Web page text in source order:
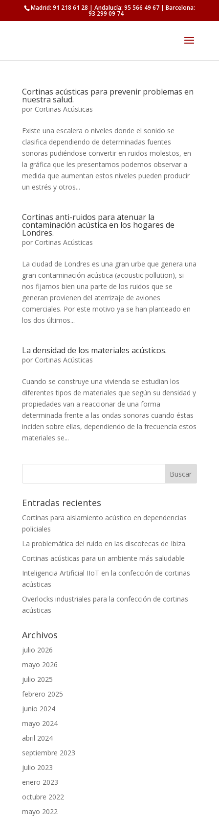
Madrid: 91 218 61 28 | Andalucía: 95 566 49 67 | Barcelona:
93 299 09 74
Cortinas acústicas para prevenir problemas en
nuestra salud.
por Cortinas Acústicas
Existe una escalera o niveles donde el sonido se
clasifica dependiendo de determinadas fuentes
sonoras pudiéndose convertir en ruidos molestos, en
la gráfica que les presentamos podemos observar a
medida que aumentan estos niveles pueden producir
un estrés y otros...
Cortinas anti-ruidos para atenuar la
contaminación acústica en los hogares de
Londres.
por Cortinas Acústicas
La ciudad de Londres es una gran urbe que genera una
gran contaminación acústica (acoustic pollution), si
nos fijamos bien una parte de los ruidos que se
generan provienen del aterrizaje de aviones
comerciales. Por este motivo ya se han planteado en
los dos últimos...
La densidad de los materiales acústicos.
por Cortinas Acústicas
Cuando se construye una vivienda se estudian los
diferentes tipos de materiales que según su densidad y
propiedades van a reaccionar de una forma
determinada frente a las ondas sonoras cuando éstas
inciden sobre ellas, dependiendo de la frecuencia estos
materiales se...
Entradas recientes
Cortinas para aislamiento acústico en dependencias
policiales
La problemática del ruido en las discotecas de Ibiza.
Cortinas acústicas para un ambiente más saludable
Inteligencia Artificial IIoT en la confección de cortinas
acústicas
Overlocks industriales para la confección de cortinas
acústicas
Archivos
julio 2026
mayo 2026
julio 2025
febrero 2025
junio 2024
mayo 2024
abril 2024
septiembre 2023
julio 2023
enero 2023
octubre 2022
mayo 2022